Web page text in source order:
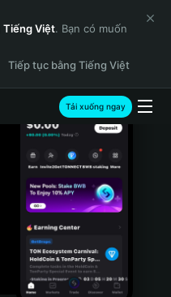
Tiếng Việt. Bạn có muốn
Tiếp tục bằng Tiếng Việt
Tải xuống ngay